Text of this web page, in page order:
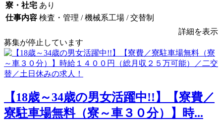
寮・社宅 あり
仕事内容 検査・管理 / 機械系工場 / 交替制
詳細を表示
募集が停止しています
【18歳～34歳の男女活躍中!!】【寮費／
寮駐車場無料（寮～車３０分）】時...